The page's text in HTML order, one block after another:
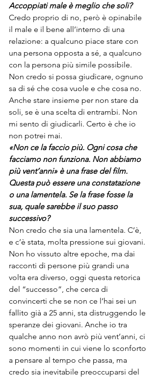
Accoppiati male è meglio che soli?
Credo proprio di no, però è opinabile
il male e il bene all’interno di una
relazione: a qualcuno piace stare con
una persona opposta a sé, a qualcuno
con la persona più simile possibile.
Non credo si possa giudicare, ognuno
sa di sé che cosa vuole e che cosa no.
Anche stare insieme per non stare da
soli, se è una scelta di entrambi. Non
mi sento di giudicarli. Certo è che io
non potrei mai.
«Non ce la faccio più. Ogni cosa che
facciamo non funziona. Non abbiamo
più vent’anni» è una frase del film.
Questa può essere una constatazione
o una lamentela. Se la frase fosse la
sua, quale sarebbe il suo passo
successivo?
Non credo che sia una lamentela. C’è,
e c’è stata, molta pressione sui giovani.
Non ho vissuto altre epoche, ma dai
racconti di persone più grandi una
volta era diverso, oggi questa retorica
del “successo”, che cerca di
convincerti che se non ce l’hai sei un
fallito già a 25 anni, sta distruggendo le
speranze dei giovani. Anche io tra
qualche anno non avrò più vent’anni, ci
sono momenti in cui viene lo sconforto
a pensare al tempo che passa, ma
credo sia inevitabile preoccuparsi del